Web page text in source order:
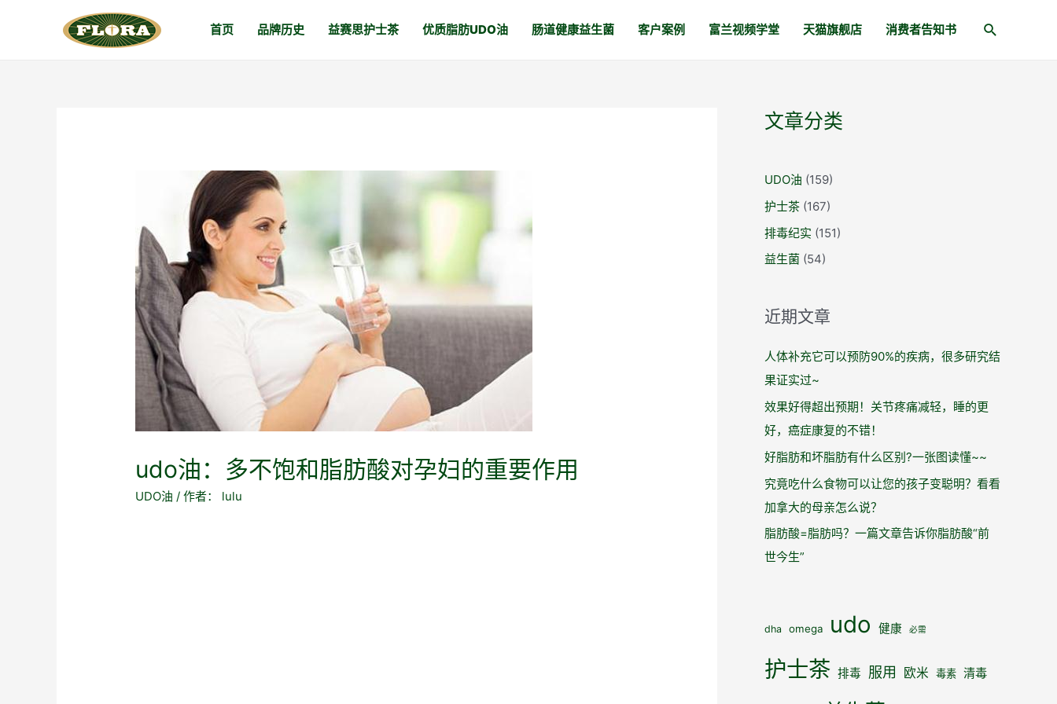
首页 品牌历史 益赛思护士茶 优质脂肪UDO油 肠道健康益生菌 客户案例 富兰视频学堂 天猫旗舰店 消费者告知书
udo油：多不饱和脂肪酸对孕妇的重要作用
UDO油 / 作者： lulu
文章分类
UDO油 (159)
护士茶 (167)
排毒纪实 (151)
益生菌 (54)
近期文章
人体补充它可以预防90%的疾病，很多研究结
果证实过~
效果好得超出预期！关节疼痛减轻，睡的更
好，癌症康复的不错！
好脂肪和坏脂肪有什么区别?一张图读懂~~
究竟吃什么食物可以让您的孩子变聪明？看看
加拿大的母亲怎么说？
脂肪酸=脂肪吗？一篇文章告诉你脂肪酸“前
世今生”
dha omega udo 健康 必需
护士茶 排毒 服用 欧米 毒素 清毒